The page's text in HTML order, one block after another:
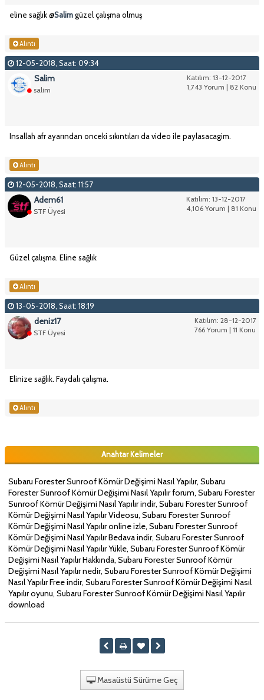
eline sağlık @Salimgüzel çalışma olmuş
Alıntı
12-05-2018, Saat: 09:34
Katılım: 13-12-2017
1,743 Yorum | 82 Konu
Salim
salim
Insallah afr ayarından onceki sıkıntıları da video ile paylasacagim.
Alıntı
12-05-2018, Saat: 11:57
Katılım: 13-12-2017
4,106 Yorum | 81 Konu
Adem61
STF Üyesi
Güzel çalışma. Eline sağlık
Alıntı
13-05-2018, Saat: 18:19
Katılım: 28-12-2017
766 Yorum | 11 Konu
deniz17
STF Üyesi
Elinize sağlık. Faydalı çalışma.
Alıntı
Anahtar Kelimeler
Subaru Forester Sunroof Kömür Değişimi Nasıl Yapılır, Subaru
Forester Sunroof Kömür Değişimi Nasıl Yapılır forum, Subaru Forester
Sunroof Kömür Değişimi Nasıl Yapılır indir, Subaru Forester Sunroof
Kömür Değişimi Nasıl Yapılır Videosu, Subaru Forester Sunroof
Kömür Değişimi Nasıl Yapılır online izle, Subaru Forester Sunroof
Kömür Değişimi Nasıl Yapılır Bedava indir, Subaru Forester Sunroof
Kömür Değişimi Nasıl Yapılır Yükle, Subaru Forester Sunroof Kömür
Değişimi Nasıl Yapılır Hakkında, Subaru Forester Sunroof Kömür
Değişimi Nasıl Yapılır nedir, Subaru Forester Sunroof Kömür Değişimi
Nasıl Yapılır Free indir, Subaru Forester Sunroof Kömür Değişimi Nasıl
Yapılır oyunu, Subaru Forester Sunroof Kömür Değişimi Nasıl Yapılır
download
Masaüstü Sürüme Geç